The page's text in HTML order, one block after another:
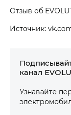
Отзыв об
Источник:
канал
Узнавайте